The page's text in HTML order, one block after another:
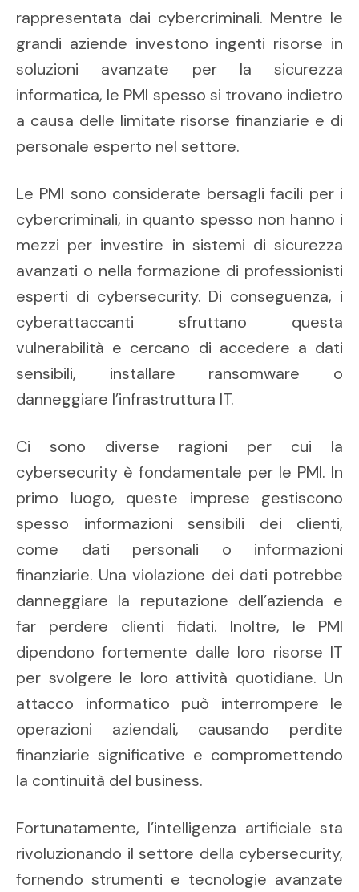
rappresentata dai cybercriminali. Mentre le
grandi aziende investono ingenti risorse in
soluzioni avanzate per la sicurezza
informatica, le PMI spesso si trovano indietro
a causa delle limitate risorse finanziarie e di
personale esperto nel settore.
Le PMI sono considerate bersagli facili per i
cybercriminali, in quanto spesso non hanno i
mezzi per investire in sistemi di sicurezza
avanzati o nella formazione di professionisti
esperti di cybersecurity. Di conseguenza, i
cyberattaccanti sfruttano questa
vulnerabilità e cercano di accedere a dati
sensibili, installare ransomware o
danneggiare l’infrastruttura IT.
Ci sono diverse ragioni per cui la
cybersecurity è fondamentale per le PMI. In
primo luogo, queste imprese gestiscono
spesso informazioni sensibili dei clienti,
come dati personali o informazioni
finanziarie. Una violazione dei dati potrebbe
danneggiare la reputazione dell’azienda e
far perdere clienti fidati. Inoltre, le PMI
dipendono fortemente dalle loro risorse IT
per svolgere le loro attività quotidiane. Un
attacco informatico può interrompere le
operazioni aziendali, causando perdite
finanziarie significative e compromettendo
la continuità del business.
Fortunatamente, l’intelligenza artificiale sta
rivoluzionando il settore della cybersecurity,
fornendo strumenti e tecnologie avanzate